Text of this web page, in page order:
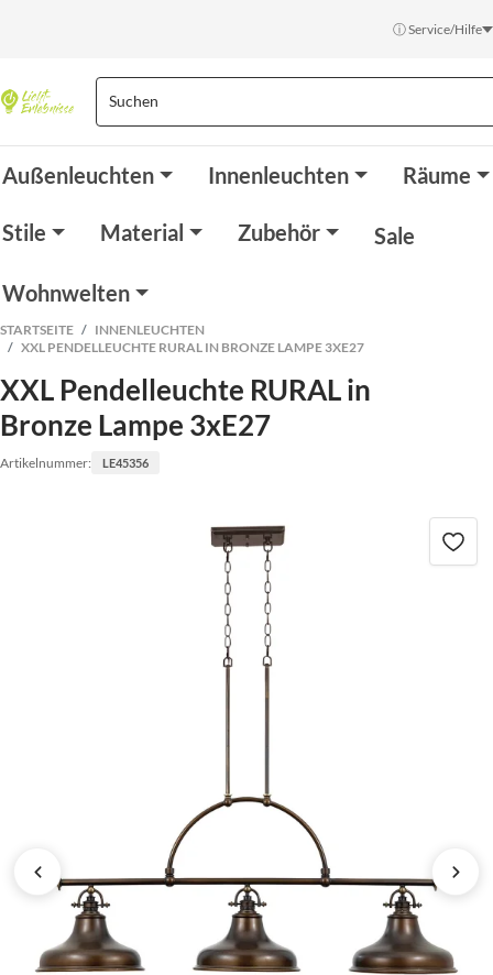
ⓘ Service/Hilfe
Außenleuchten Innenleuchten Räume
Stile Material Zubehör Sale
Wohnwelten
STARTSEITE
INNENLEUCHTEN
XXL PENDELLEUCHTE RURAL IN BRONZE LAMPE 3XE27
XXL Pendelleuchte RURAL in
Bronze Lampe 3xE27
Artikelnummer: LE45356